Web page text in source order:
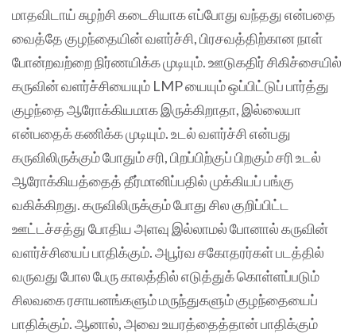
மாதவிடாய் சுழற்சி கடைசியாக எப்போது வந்தது என்பதை
வைத்தே குழந்தையின் வளர்ச்சி, பிரசவத்திற்கான நாள்
போன்றவற்றை நிர்ணயிக்க முடியும். ஊடுகதிர் சிகிச்சையில்
கருவின் வளர்ச்சியையும் LMP யையும் ஒப்பிட்டுப் பார்த்து
குழந்தை ஆரோக்கியமாக இருக்கிறாதா, இல்லையா
என்பதைக் கணிக்க முடியும். உடல் வளர்ச்சி என்பது
கருவிலிருக்கும் போதும் சரி, பிறப்பிற்குப் பிறகும் சரி உடல்
ஆரோக்கியத்தைத் தீர்மானிப்பதில் முக்கியப் பங்கு
வகிக்கிறது. கருவிலிருக்கும் போது சில குறிப்பிட்ட
ஊட்டச்சத்து போதிய அளவு இல்லாமல் போனால் கருவின்
வளர்ச்சியைப் பாதிக்கும். அபூர்வ சகோதரர்கள் படத்தில்
வருவது போல பேரு காலத்தில் எடுத்துக் கொள்ளப்படும்
சிலவகை ரசாயனங்களும் மருந்துகளும் குழந்தையைப்
பாதிக்கும்‌. ஆனால், அவை உயரத்தைத்தான் பாதிக்கும்